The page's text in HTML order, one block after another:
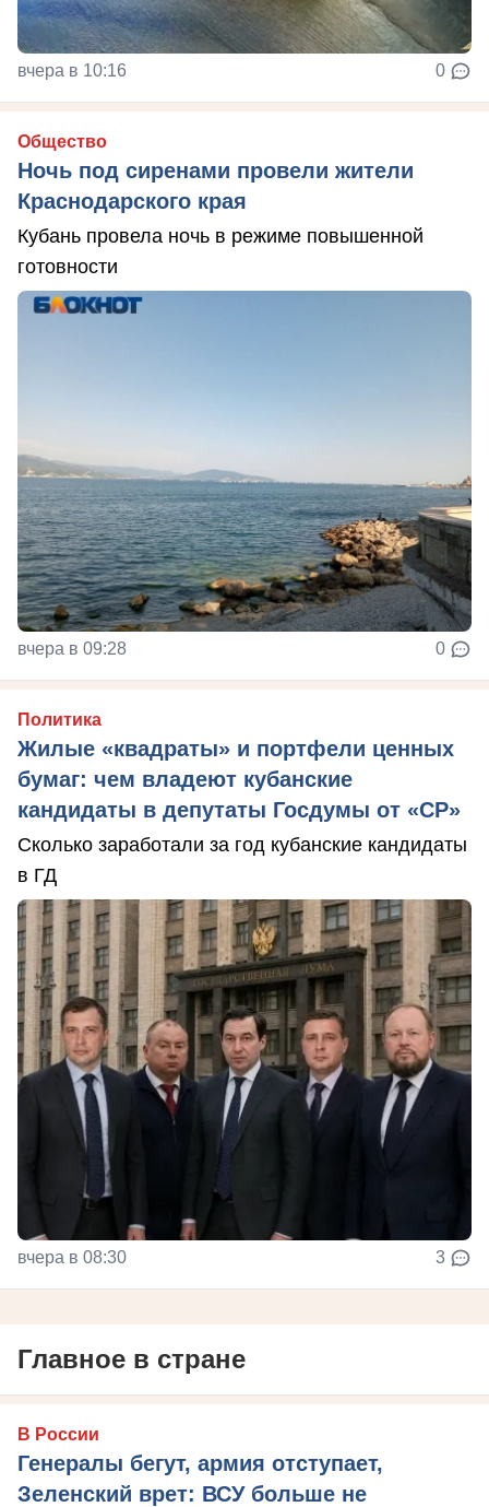
вчера в 10:16 0
Общество
Ночь под сиренами провели жители
Краснодарского края
Кубань провела ночь в режиме повышенной
готовности
вчера в 09:28 0
Политика
Жилые «квадраты» и портфели ценных
бумаг: чем владеют кубанские
кандидаты в депутаты Госдумы от «СР»
Сколько заработали за год кубанские кандидаты
в ГД
вчера в 08:30 3
Главное в стране
В России
Генералы бегут, армия отступает,
Зеленский врет: ВСУ больше не